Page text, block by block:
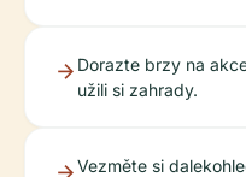
Dorazte brzy na
užili si zahrady.
Vezměte si